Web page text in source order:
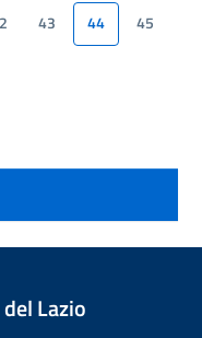
43 44
45
Lazio